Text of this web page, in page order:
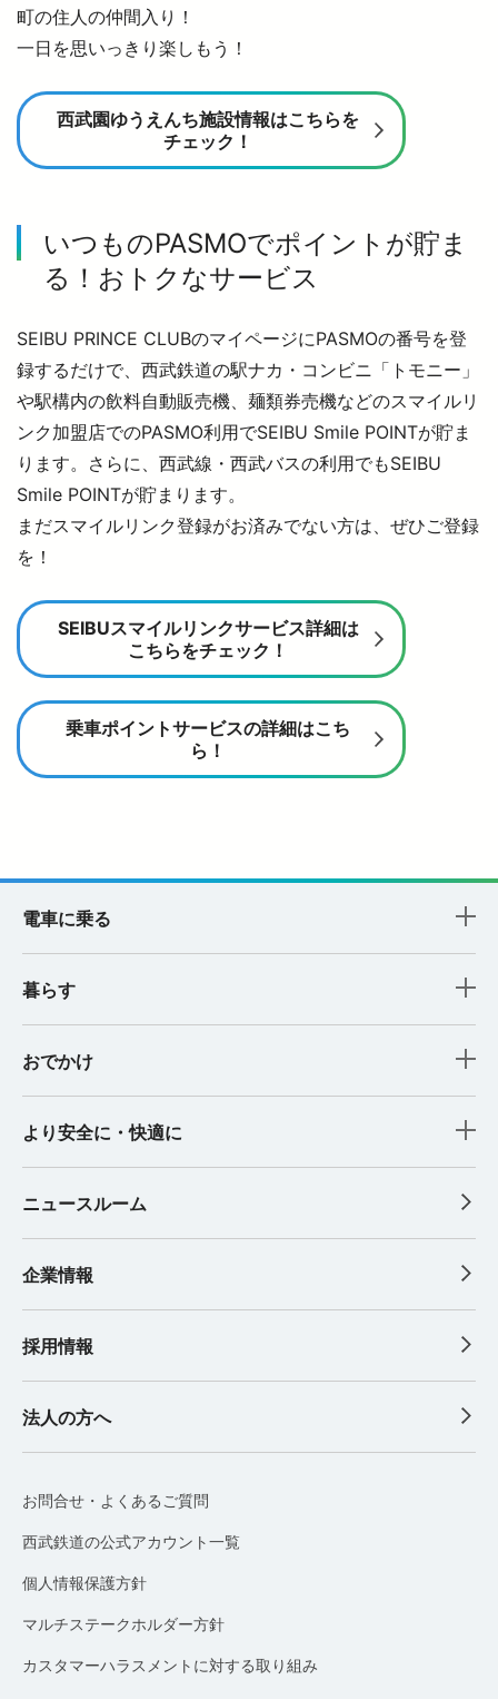
町の住人の仲間入り！
一日を思いっきり楽しもう！
西武園ゆうえんち施設情報はこちらを
チェック！
いつものPASMOでポイントが貯ま
る！おトクなサービス
SEIBU PRINCE CLUBのマイページにPASMOの番号を登
録するだけで、西武鉄道の駅ナカ・コンビニ「トモニー」
や駅構内の飲料自動販売機、麺類券売機などのスマイルリ
ンク加盟店でのPASMO利用でSEIBU Smile POINTが貯ま
ります。さらに、西武線・西武バスの利用でもSEIBU
Smile POINTが貯まります。
まだスマイルリンク登録がお済みでない方は、ぜひご登録
を！
SEIBUスマイルリンクサービス詳細は
こちらをチェック！
乗車ポイントサービスの詳細はこち
ら！
電車に乗る
暮らす
おでかけ
より安全に・快適に
ニュースルーム
企業情報
採用情報
法人の方へ
お問合せ・よくあるご質問
西武鉄道の公式アカウント一覧
個人情報保護方針
マルチステークホルダー方針
カスタマーハラスメントに対する取り組み